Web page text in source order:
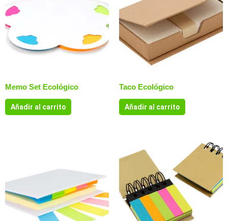
Memo Set Ecológico
Añadir al carrito
Taco Ecológico
Añadir al carrito